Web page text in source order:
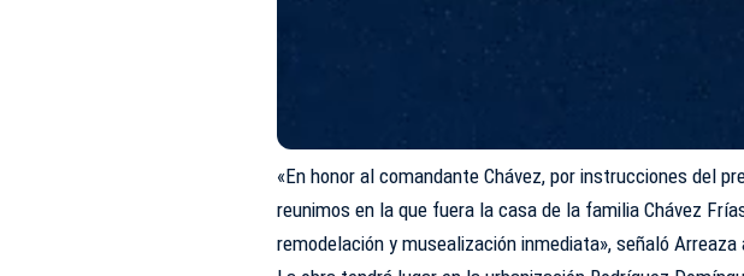
«En honor al comandante Chávez, por instrucciones del
reunimos en la que fuera la casa de la familia Chávez
remodelación y musealización inmediata», señaló